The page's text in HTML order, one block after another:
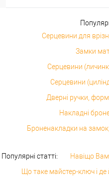
Серцевини для
Замки
Серцевини
Серцевини
Дверні ручки,
Накладні
Броненакладки на
Популярні статті:
Навіщо Вам
Що таке майстер-ключ і